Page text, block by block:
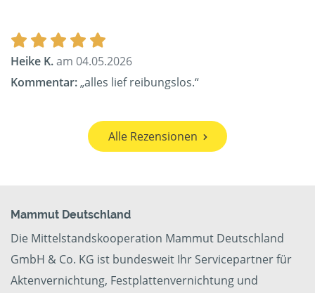
Heike K.am 04.05.2026
Kommentar:„alles lief reibungslos.“
Alle Rezensionen
Mammut Deutschland
Die Mittelstandskooperation Mammut Deutschland
GmbH & Co. KG ist bundesweit Ihr Servicepartner für
Aktenvernichtung, Festplattenvernichtung und